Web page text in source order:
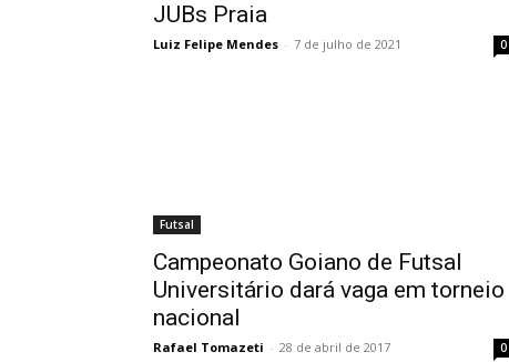
JUBs Praia
Luiz Felipe Mendes - 7 de julho de 2021 0
Futsal
Campeonato Goiano de Futsal
Universitário dará vaga em torneio
nacional
Rafael Tomazeti - 28 de abril de 2017 0